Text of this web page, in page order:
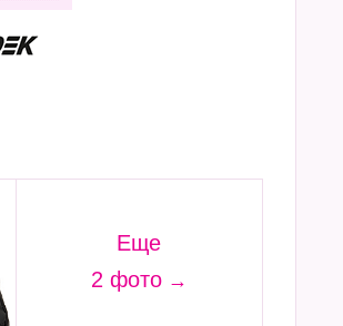
Еще
2 фото